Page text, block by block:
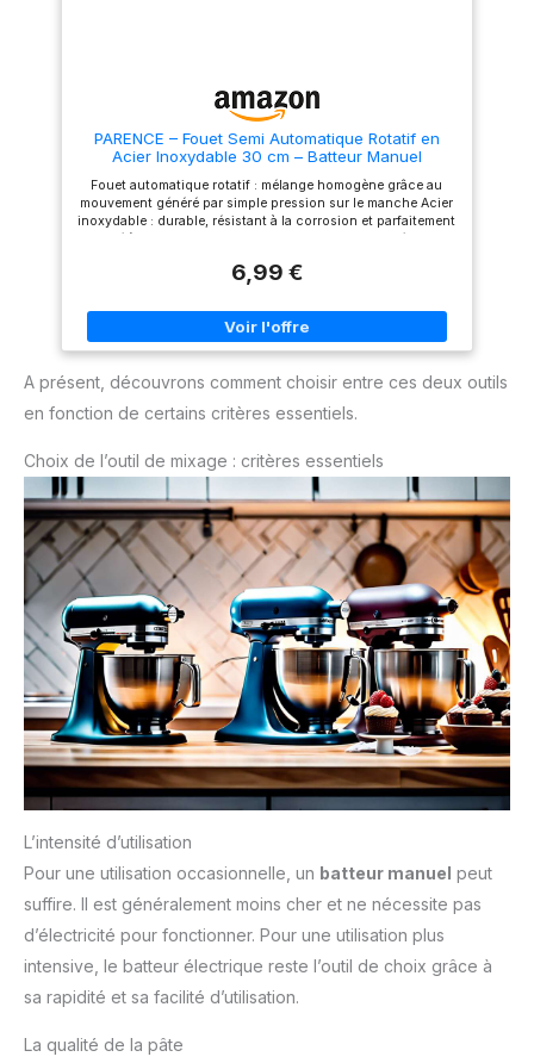
PARENCE – Fouet Semi Automatique Rotatif en
Acier Inoxydable 30 cm – Batteur Manuel
– Ustensile de Cuisine, Gris
Fouet automatique rotatif : mélange homogène grâce au
mouvement généré par simple pression sur le manche Acier
inoxydable : durable, résistant à la corrosion et parfaitement
adapté à un usage alimentaire Longueur 30 cm : idéal pour
parfait pour œufs, sauces, crèmes, pâtes liquides et
et passe au lave-vaisselle pour un nettoyage sans effort
6,99 €
A présent, découvrons comment choisir entre ces deux outils
en fonction de certains critères essentiels.
Choix de l’outil de mixage : critères essentiels
L’intensité d’utilisation
Pour une utilisation occasionnelle, un batteur manuel peut
suffire. Il est généralement moins cher et ne nécessite pas
d’électricité pour fonctionner. Pour une utilisation plus
intensive, le batteur électrique reste l’outil de choix grâce à
sa rapidité et sa facilité d’utilisation.
La qualité de la pâte